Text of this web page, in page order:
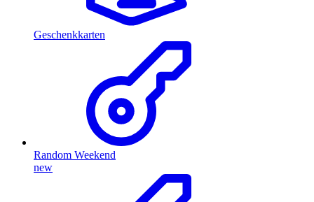
Geschenkkarten
Random Weekend
new